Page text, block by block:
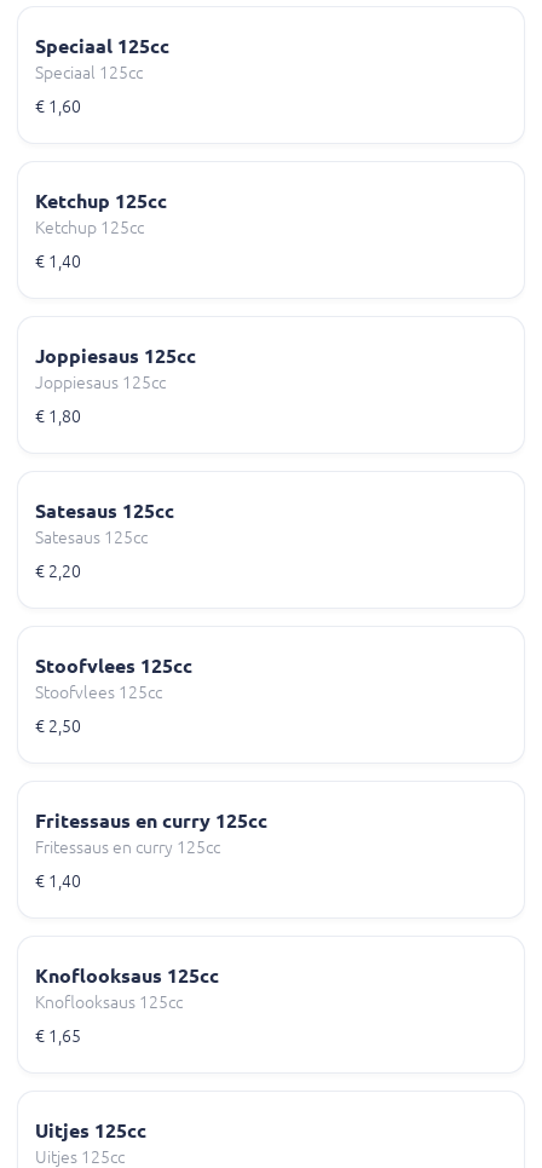
Speciaal 125cc
Speciaal 125cc
€ 1,60
Ketchup 125cc
Ketchup 125cc
€ 1,40
Joppiesaus 125cc
Joppiesaus 125cc
€ 1,80
Satesaus 125cc
Satesaus 125cc
€ 2,20
Stoofvlees 125cc
Stoofvlees 125cc
€ 2,50
Fritessaus en curry 125cc
Fritessaus en curry 125cc
€ 1,40
Knoflooksaus 125cc
Knoflooksaus 125cc
€ 1,65
Uitjes 125cc
Uitjes 125cc